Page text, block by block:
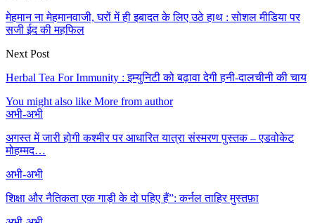
मेहमान ना मेहमानवाजी, घरों में ही इबादत के लिए उठे हाथ : सोशल मीडिया पर
सजी ईद की महफिल
Next Post
Herbal Tea For Immunity : इम्युनिटी को बढ़ावा देगी हनी-दालचीनी की चाय
You might also like More from author
अभी-अभी
अगस्त में जारी होगी कश्मीर पर आधारित यात्रा संस्मरण पुस्तक – एडवोकेट
मोहम्मद…
अभी-अभी
शिक्षा और नैतिकता एक गाड़ी के दो पहिए हैं”: कर्नल ताहिर मुस्तफ़ा